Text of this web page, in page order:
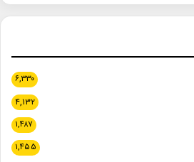
۶,۳۳۰
۴,۱۳۲
۱,۴۸۷
۱,۴۵۵